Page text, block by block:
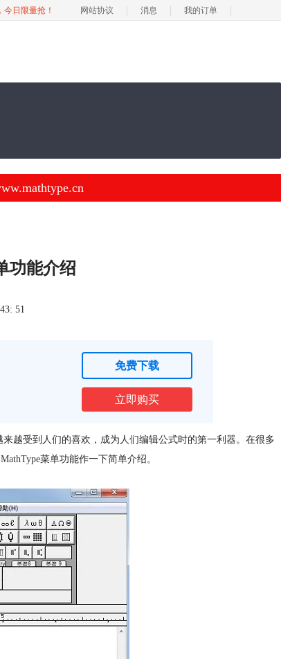
今日限量抢！ 网站协议 消息 我的订单
功能介绍
51
免费下载
立即购买
越受到人们的喜欢，成为人们编辑公式时的第一利器。在很多
MathType菜单功能作一下简单介绍。